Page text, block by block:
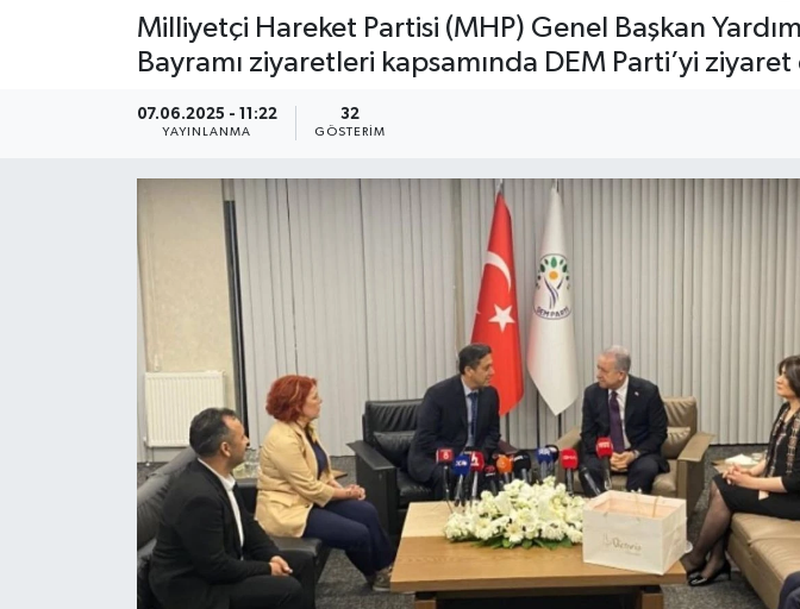
Milliyetçi Hareket Partisi (MHP) Genel Başkan
Bayramı ziyaretleri kapsamında DEM Parti’yi
07.06.2025 - 11:22
YAYINLANMA
32
GÖSTERIM
Kültür ve Sanat
Son Dakika Haberleri
Haber Arşivi